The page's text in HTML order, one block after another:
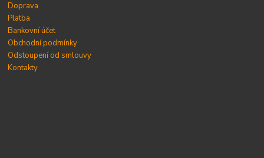
Doprava
Platba
Bankovní účet
Obchodní podmínky
Odstoupení od smlouvy
Kontakty